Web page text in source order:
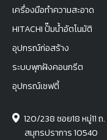
เครื่องมือทำความสะอาด
HITACHI ปั๊มน้ำอัตโนมัติ
อุปกรณ์ก่อสร้าง
ระบบพุกฝังคอนกรีต
อุปกรณ์เซฟตี้
120/238 ซอย18 หมู่11
สมุทรปราการ 10540